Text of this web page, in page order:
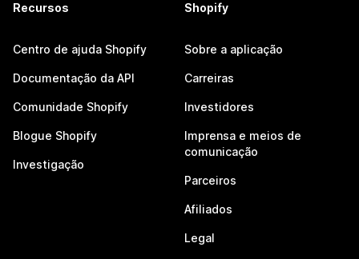
Recursos
Centro de ajuda Shopify
Documentação da API
Comunidade Shopify
Blogue Shopify
Investigação
Shopify
Sobre a aplicação
Carreiras
Investidores
Imprensa e meios de
comunicação
Parceiros
Afiliados
Legal